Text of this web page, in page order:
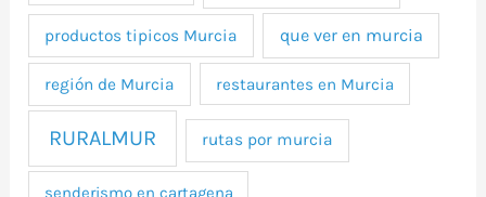
productos tipicos Murcia que ver en murcia
región de Murcia restaurantes en Murcia
RURALMUR rutas por murcia
senderismo en cartagena